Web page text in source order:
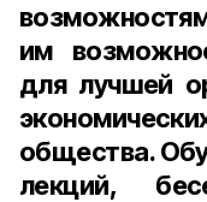
им
для лучшей
общества.
лекций,